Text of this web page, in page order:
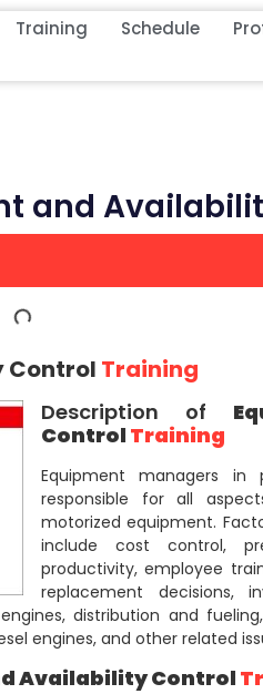
Training Schedule
and
Control Training
Description of
Control Training
Equipment managers in
responsible for all
motorized equipment.
include cost control,
productivity, employee
replacement decisions,
distribution and
engines, and other related
Availability Control